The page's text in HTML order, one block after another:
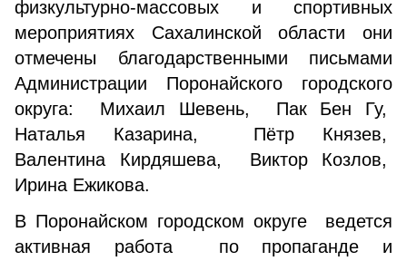
физкультурно-массовых и спортивных
мероприятиях Сахалинской области они
отмечены благодарственными письмами
Администрации Поронайского городского
округа: Михаил Шевень, Пак Бен Гу,
Наталья Казарина, Пётр Князев,
Валентина Кирдяшева, Виктор Козлов,
Ирина Ежикова.
В Поронайском городском округе ведется
активная работа по пропаганде и